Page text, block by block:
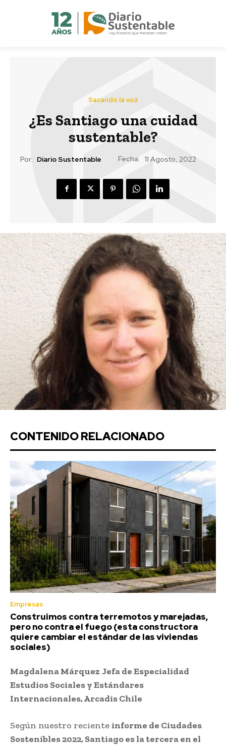
Sacando la voz
¿Es Santiago una cuidad
sustentable?
Por: Diario Sustentable Fecha: 11 Agosto, 2022
CONTENIDO RELACIONADO
Empresas
Construimos contra terremotos y marejadas,
pero no contra el fuego (esta constructora
quiere cambiar el estándar de las viviendas
sociales)
Magdalena Márquez Jefa de Especialidad
Estudios Sociales y Estándares
Internacionales, Arcadis Chile
Según nuestro reciente informe de Ciudades
Sostenibles 2022, Santiago es la tercera en el